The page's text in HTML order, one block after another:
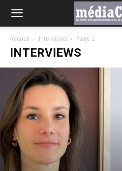
Accueil Interviews Page 2
INTERVIEWS